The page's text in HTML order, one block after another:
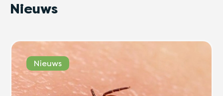
Nieuws
Nieuws